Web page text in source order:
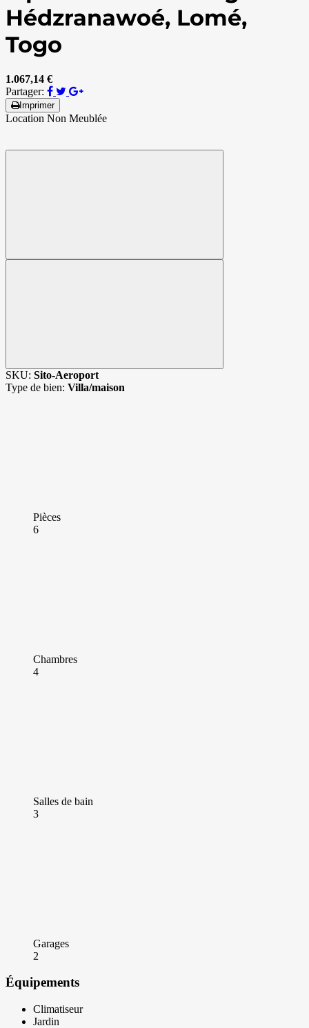
Hédzranawoé, Lomé,
Togo
1.067,14 €
Partager:
Imprimer
Location Non Meublée
SKU: Sito-Aeroport
Type de bien: Villa/maison
Pièces
6
Chambres
4
Salles de bain
3
Garages
2
Équipements
Climatiseur
Jardin